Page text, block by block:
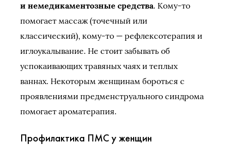
и немедикаментозные средства. Кому-то
помогает массаж (точечный или
классический), кому-то — рефлексотерапия и
иглоукалывание. Не стоит забывать об
успокаивающих травяных чаях и теплых
ваннах. Некоторым женщинам бороться с
проявлениями предменструального синдрома
помогает ароматерапия.
Профилактика ПМС у женщин